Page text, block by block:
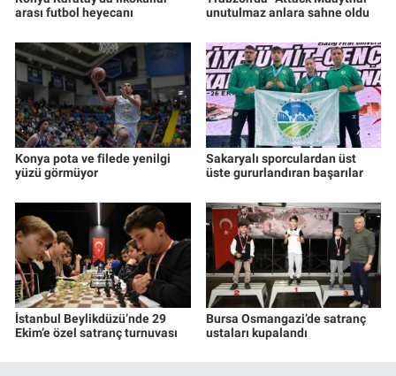
arası futbol heyecanı
unutulmaz anlara sahne oldu
Konya pota ve filede yenilgi
yüzü görmüyor
Sakaryalı sporculardan üst
üste gururlandıran başarılar
İstanbul Beylikdüzü’nde 29
Ekim’e özel satranç turnuvası
Bursa Osmangazi’de satranç
ustaları kupalandı